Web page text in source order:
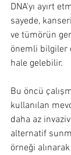
DNA'yı ayırt
sayede,
ve tümörün
önemli bilgiler
hale gelebilir.
Bu öncü
kullanılan
daha az
alternatif
örneği